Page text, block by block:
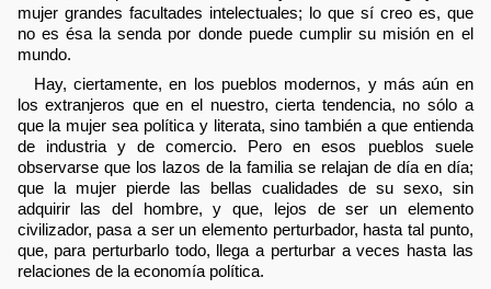
mujer grandes facultades intelectuales; lo que sí creo es, que
no es ésa la senda por donde puede cumplir su misión en el
mundo.
Hay, ciertamente, en los pueblos modernos, y más aún en
los extranjeros que en el nuestro, cierta tendencia, no sólo a
que la mujer sea política y literata, sino también a que entienda
de industria y de comercio. Pero en esos pueblos suele
observarse que los lazos de la familia se relajan de día en día;
que la mujer pierde las bellas cualidades de su sexo, sin
adquirir las del hombre, y que, lejos de ser un elemento
civilizador, pasa a ser un elemento perturbador, hasta tal punto,
que, para perturbarlo todo, llega a perturbar a veces hasta las
relaciones de la economía política.